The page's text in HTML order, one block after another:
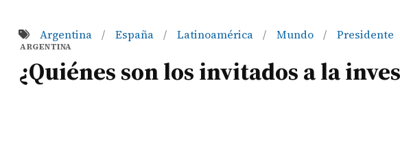
Argentina / España / Latinoamérica / Mundo / Presidente
ARGENTINA
¿Quiénes son los invitados a la